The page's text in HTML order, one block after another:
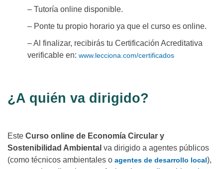
– Tutoría online disponible.
– Ponte tu propio horario ya que el curso es online.
– Al finalizar, recibirás tu Certificación Acreditativa
verificable en: www.lecciona.com/certificados
¿A quién va dirigido?
Este Curso online de Economía Circular y
Sostenibilidad Ambiental va dirigido a agentes públicos
(como técnicos ambientales o agentes de desarrollo local),